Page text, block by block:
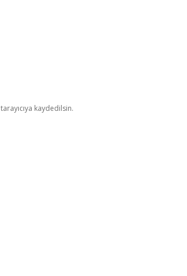
kaydedilsin.